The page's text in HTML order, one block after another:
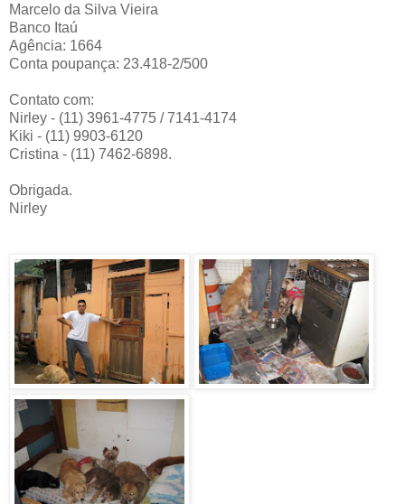
Marcelo da Silva Vieira
Banco Itaú
Agência: 1664
Conta poupança: 23.418-2/500
Contato com:
Nirley - (11) 3961-4775 / 7141-4174
Kiki - (11) 9903-6120
Cristina - (11) 7462-6898.
Obrigada.
Nirley